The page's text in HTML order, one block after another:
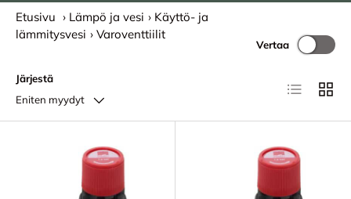
Etusivu › Lämpö ja vesi › Käyttö- ja
lämmitysvesi › Varoventtiilit
Järjestä
Eniten myydyt
Vertaa
Lista